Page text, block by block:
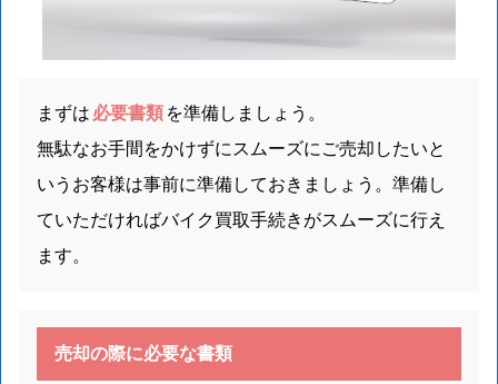
まずは 必要書類 を準備しましょう。
無駄なお手間をかけずにスムーズにご売却したいと
いうお客様は事前に準備しておきましょう。準備し
ていただければバイク買取手続きがスムーズに行え
ます。
売却の際に必要な書類